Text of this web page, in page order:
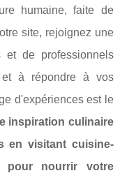
humaine, faite de
site, rejoignez une
et de professionnels
et à répondre à vos
d'expériences est le
inspiration culinaire
en visitant cuisine-
pour nourrir votre